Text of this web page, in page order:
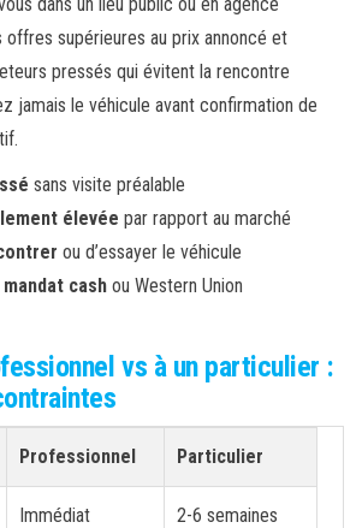
offres supérieures au prix annoncé et
pressés qui évitent la rencontre
jamais le véhicule avant confirmation de
sans visite préalable
élevée par rapport au marché
ou d’essayer le véhicule
cash ou Western Union
vs à un particulier :
Professionnel Particulier
Immédiat 2-6 semaines